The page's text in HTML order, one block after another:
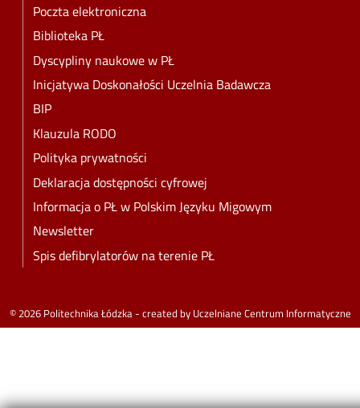
Poczta elektroniczna
Biblioteka PŁ
Dyscypliny naukowe w PŁ
Inicjatywa Doskonałości Uczelnia Badawcza
BIP
Klauzula RODO
Polityka prywatności
Deklaracja dostępności cyfrowej
Informacja o PŁ w Polskim Języku Migowym
Newsletter
Spis defibrylatorów na terenie PŁ
© 2026 Politechnika Łódzka - created by Uczelniane Centrum Informatyczne